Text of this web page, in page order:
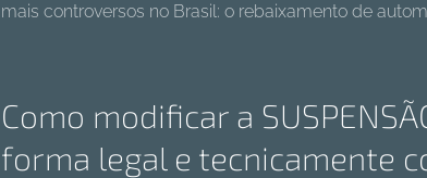
mais controversos no Brasil: o rebaixamento de
Como modificar a
forma legal e tecnicamente